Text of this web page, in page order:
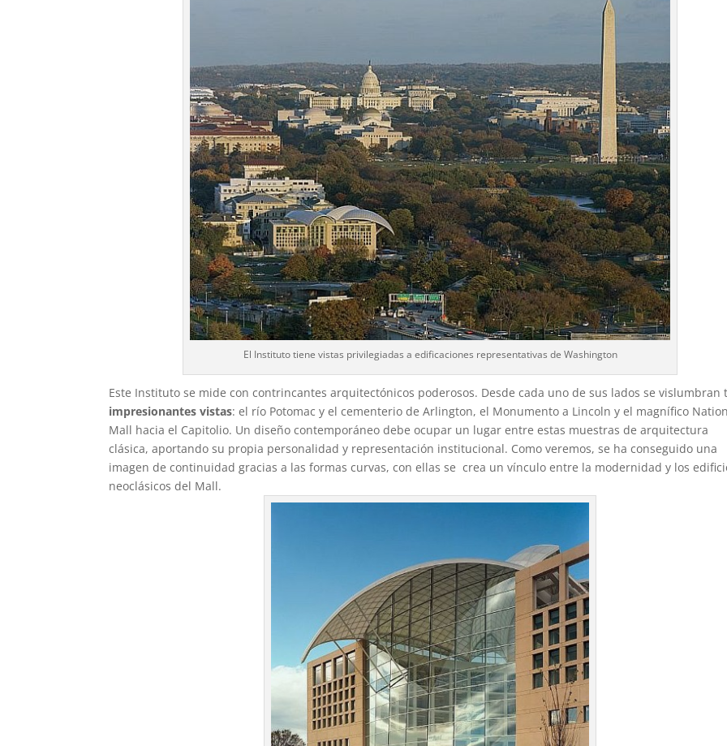
El Instituto tiene vistas privilegiadas a edificaciones representativas de Washington
Este Instituto se mide con contrincantes arquitectónicos poderosos. Desde cada uno de sus lados se vislumbran
impresionantes vistas: el río Potomac y el cementerio de Arlington, el Monumento a Lincoln y el magnífico
Mall hacia el Capitolio. Un diseño contemporáneo debe ocupar un lugar entre estas muestras de arquitectura
clásica, aportando su propia personalidad y representación institucional. Como veremos, se ha conseguido una
imagen de continuidad gracias a las formas curvas, con ellas se crea un vínculo entre la modernidad y los
neoclásicos del Mall.